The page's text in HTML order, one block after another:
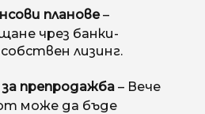
планове–
чрез банки-
лизинг.
препродажба – Вече
може да бъде